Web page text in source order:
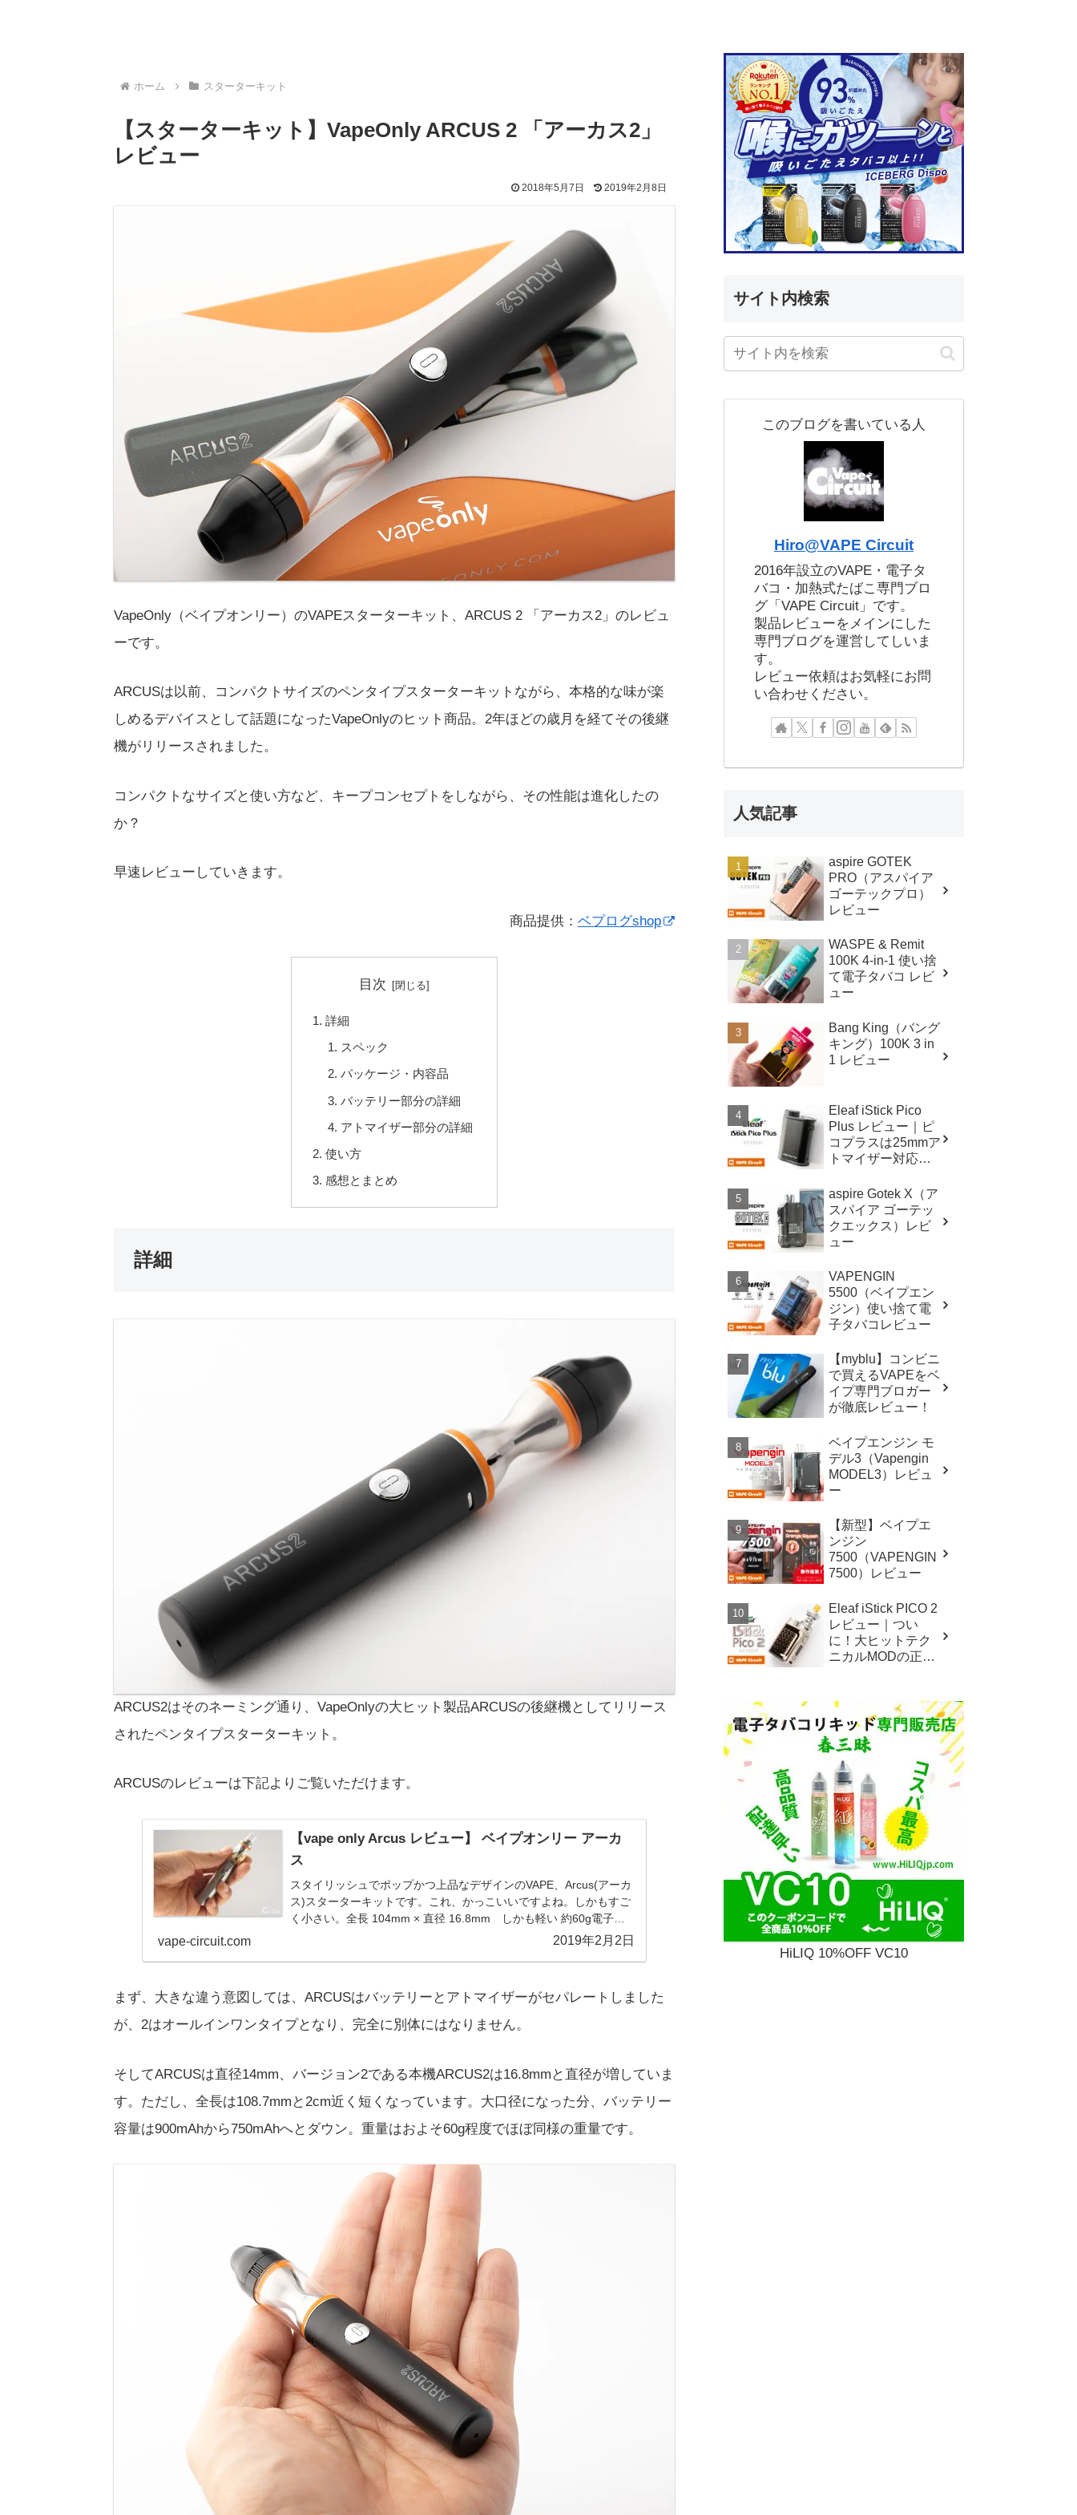
ホーム スターターキット
【スターターキット】VapeOnly ARCUS 2 「アーカス2」
レビュー
2018年5月7日 2019年2月8日
VapeOnly（ベイプオンリー）のVAPEスターターキット、ARCUS 2 「アーカス2」のレビュ
ーです。
ARCUSは以前、コンパクトサイズのペンタイプスターターキットながら、本格的な味が楽
しめるデバイスとして話題になったVapeOnlyのヒット商品。2年ほどの歳月を経てその後継
機がリリースされました。
コンパクトなサイズと使い方など、キープコンセプトをしながら、その性能は進化したの
か？
早速レビューしていきます。
商品提供： ベプログshop
目次
詳細
スペック
パッケージ・内容品
バッテリー部分の詳細
アトマイザー部分の詳細
使い方
感想とまとめ
詳細
ARCUS2はそのネーミング通り、VapeOnlyの大ヒット製品ARCUSの後継機としてリリース
されたペンタイプスターターキット。
ARCUSのレビューは下記よりご覧いただけます。
【vape only Arcus レビュー】 ベイプオンリー アーカ
ス
スタイリッシュでポップかつ上品なデザインのVAPE、Arcus(アーカ
ス)スターターキットです。これ、かっこいいですよね。しかもすご
く小さい。全長 104mm × 直径 16.8mm しかも軽い 約60g電子タ
vape-circuit.com 2019年2月2日
まず、大きな違う意図しては、ARCUSはバッテリーとアトマイザーがセパレートしました
が、2はオールインワンタイプとなり、完全に別体にはなりません。
そしてARCUSは直径14mm、バージョン2である本機ARCUS2は16.8mmと直径が増していま
す。ただし、全長は108.7mmと2cm近く短くなっています。大口径になった分、バッテリー
容量は900mAhから750mAhへとダウン。重量はおよそ60g程度でほぼ同様の重量です。
サイト内検索
このブログを書いている人
Hiro@VAPE Circuit
2016年設立のVAPE・電子タ
バコ・加熱式たばこ専門ブロ
グ「VAPE Circuit」です。
製品レビューをメインにした
専門ブログを運営してしいま
す。
レビュー依頼はお気軽にお問
い合わせください。
人気記事
aspire GOTEK
PRO（アスパイア
ゴーテックプロ）
レビュー
WASPE & Remit
100K 4-in-1 使い捨
て電子タバコ レビ
ュー
Bang King（バング
キング）100K 3 in
1 レビュー
Eleaf iStick Pico
Plus レビュー｜ピ
コプラスは25mmア
トマイザー対応！
化！！
aspire Gotek X（ア
スパイア ゴーテッ
クエックス）レビ
ュー
VAPENGIN
5500（ベイプエン
ジン）使い捨て電
子タバコレビュー
【myblu】コンビニ
で買えるVAPEをベ
イプ専門ブロガー
が徹底レビュー！
ベイプエンジン モ
デル3（Vapengin
MODEL3）レビュ
ー
【新型】ベイプエ
ンジン
7500（VAPENGIN
7500）レビュー
Eleaf iStick PICO 2
レビュー｜つい
に！大ヒットテク
ニカルMODの正統
HiLIQ 10%OFF VC10